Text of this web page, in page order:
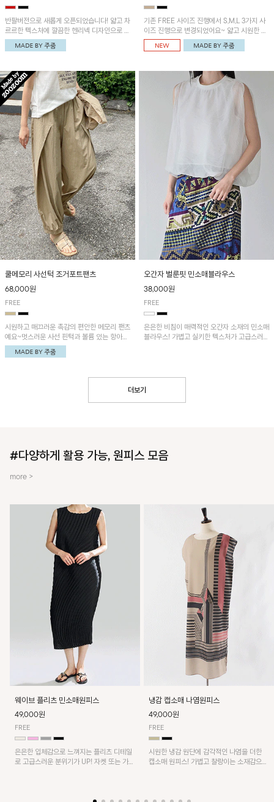
반팔버전으로 새롭게 오픈되었습니다! 얇고 차
르르한 텍스처에 깔끔한 헨리넥 디자인으로 제
작된 블라우스예요~볼륨감있는 소매 셔링과
세련된 나염패턴으로 유니크한 매력 UP!
기존 FREE 사이즈 진행에서 S,M,L 3가지 사
이즈 진행으로 변경되었어요~ 얇고 시원한 원
단으로 제작된 와이드팬츠! 베이직한 디자인으
로 코디 활용도가 높은 아이템이에요~
쿨메모리 사선턱 조거포트팬츠
68,000원
FREE
시원하고 매끄러운 촉감의 편안한 메모리 팬츠
예요~멋스러운 사선 핀턱과 볼륨 있는 항아리
핏이 유니크한 아이템!
오간자 벌룬핏 민소매블라우스
38,000원
FREE
은은한 비침이 매력적인 오간자 소재의 민소매
블라우스! 가볍고 실키한 텍스처가 고급스러운
더보기
#다양하게 활용 가능, 원피스 모음
more >
웨이브 플리츠 민소매원피스
49,000원
FREE
은은한 입체감으로 느껴지는 플리츠 디테일
로 고급스러운 분위기가 UP! 자켓 또는 가디
냉감 캡소매 나염원피스
49,000원
FREE
시원한 냉감 원단에 감각적인 나염을 더한
캡소매 원피스! 가볍고 찰랑이는 소재감으로